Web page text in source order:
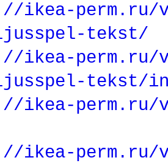
ikea-perm.ru/
tekst/
ikea-perm.ru/
tekst/
ikea-perm.ru/
ikea-perm.ru/